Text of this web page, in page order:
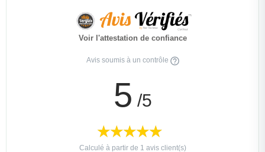
Voir l'attestation de confiance
Avis soumis à un contrôle
5 /5
Calculé à partir de 1 avis client(s)